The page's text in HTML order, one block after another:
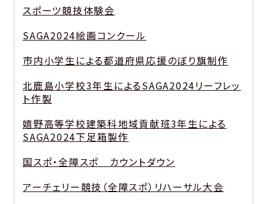
スポーツ競技体験会
SAGA2024絵画コンクール
市内小学生による都道府県応援のぼり旗制作
北鹿島小学校3年生によるSAGA2024リーフレッ
ト作製
嬉野高等学校建築科地域貢献班3年生による
SAGA2024下足箱製作
国スポ・全障スポ カウントダウン
アーチェリー競技（全障スポ）リハーサル大会